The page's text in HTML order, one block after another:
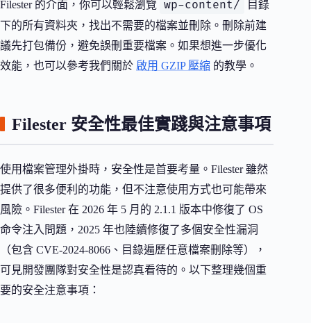
Filester 的介面，你可以輕鬆瀏覽
wp-content/
目錄
下的所有資料夾，找出不需要的檔案並刪除。刪除前建
議先打包備份，避免誤刪重要檔案。如果想進一步優化
效能，也可以參考我們關於 啟用 GZIP 壓縮 的教學。
Filester 安全性最佳實踐與注意事項
使用檔案管理外掛時，安全性是首要考量。Filester 雖然
提供了很多便利的功能，但不注意使用方式也可能帶來
風險。Filester 在 2026 年 5 月的 2.1.1 版本中修復了 OS
命令注入問題，2025 年也陸續修復了多個安全性漏洞
（包含 CVE-2024-8066、目錄遍歷任意檔案刪除等），
可見開發團隊對安全性是認真看待的。以下整理幾個重
要的安全注意事項：